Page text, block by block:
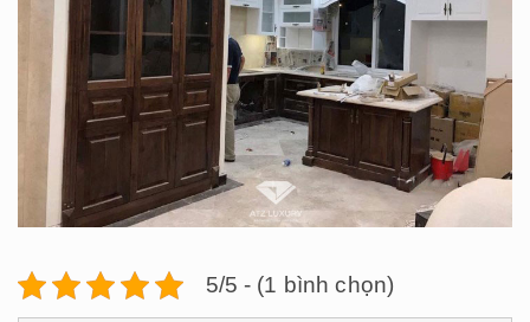
5/5 - (1 bình chọn)